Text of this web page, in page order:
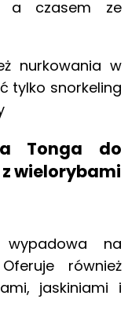
a czasem ze
nurkowania w
tylko snorkeling
Tonga do
wielorybami
wypadowa na
również
jaskiniami i